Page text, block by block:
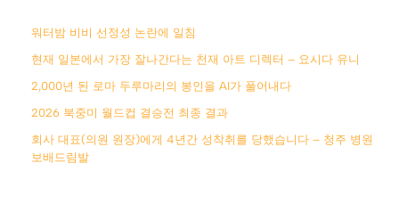
워터밤 비비 선정성 논란에 일침
현재 일본에서 가장 잘나간다는 천재 아트 디렉터 – 요시다 유니
2,000년 된 로마 두루마리의 봉인을 AI가 풀어내다
2026 북중미 월드컵 결승전 최종 결과
회사 대표(의원 원장)에게 4년간 성착취를 당했습니다 – 청주 병원
보배드림발